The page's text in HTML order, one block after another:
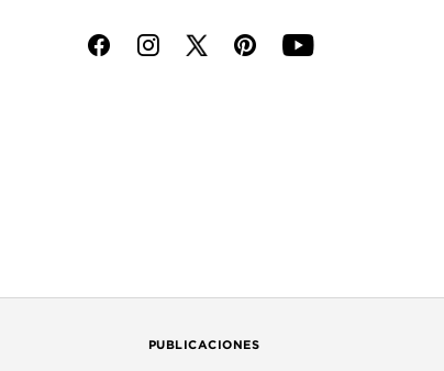
f i p y
PUBLICACIONES